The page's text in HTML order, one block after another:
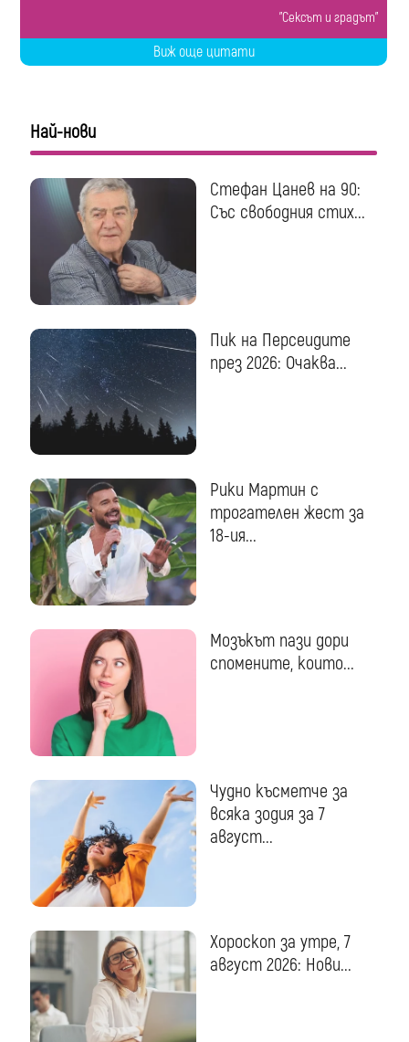
"Сексът и градът"
Виж още цитати
Най-нови
Стефан Цанев на 90:
Със свободния стих...
Пик на Персеидите
през 2026: Очаква...
Рики Мартин с
трогателен жест за
18-ия...
Мозъкът пази дори
спомените, които...
Чудно късметче за
всяка зодия за 7
август...
Хороскоп за утре, 7
август 2026: Нови...